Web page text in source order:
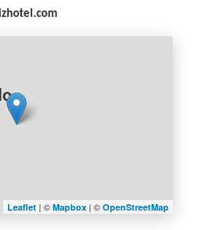
Leaflet | © Mapbox | © OpenStreetMap